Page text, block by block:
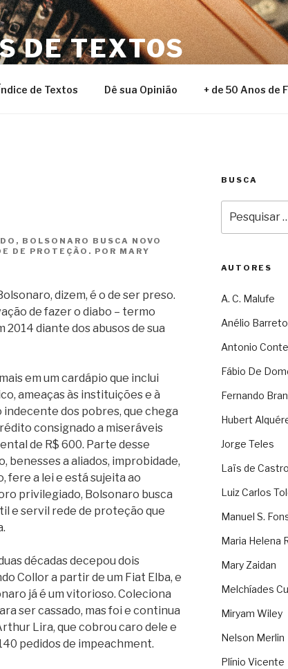
DE TEXTOS
de Textos Dê sua Opinião + de 50 Anos de
BOLSONARO BUSCA NOVO
DE PROTEÇÃO. POR MARY
dizem, é o de ser preso.
de fazer o diabo – termo
diante dos abusos de sua
em um cardápio que inclui
ameaças às instituições e à
dos pobres, que chega
consignado a miseráveis
de R$ 600. Parte desse
benesses a aliados, improbidade,
fere a lei e está sujeita ao
privilegiado, Bolsonaro busca
e servil rede de proteção que
décadas decepou dois
Collor a partir de um Fiat Elba, e
já é um vitorioso. Coleciona
ser cassado, mas foi e continua
Lira, que cobrou caro dele e
pedidos de impeachment.
BUSCA
por:
AUTORES
A. C. Malufe
Anélio Barreto
Antonio
Fábio De
Fernando
Hubert
Jorge Teles
Laïs de Castro
Luiz Carlos
Manuel S.
Maria Helena
Mary Zaidan
Melchíades
Miryam Wiley
Nelson Merlin
Plínio Vicente